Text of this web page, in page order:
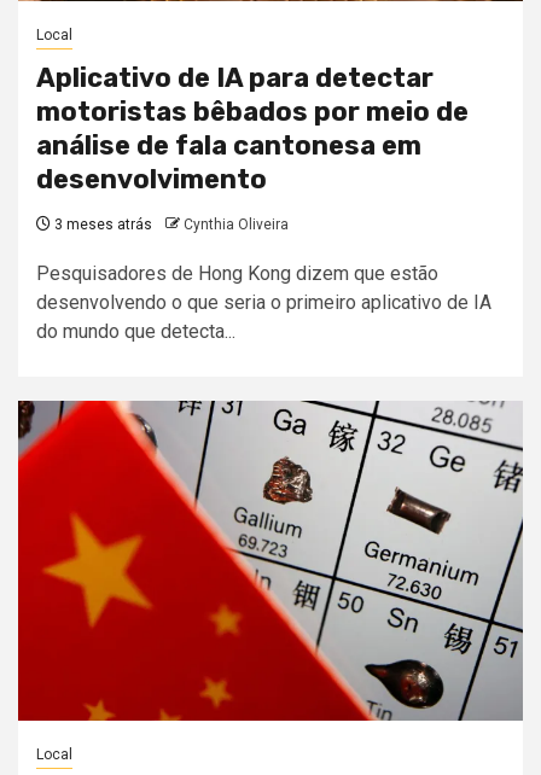
Local
Aplicativo de IA para detectar
motoristas bêbados por meio de
análise de fala cantonesa em
desenvolvimento
3 meses atrás Cynthia Oliveira
Pesquisadores de Hong Kong dizem que estão
desenvolvendo o que seria o primeiro aplicativo de IA
do mundo que detecta...
Local